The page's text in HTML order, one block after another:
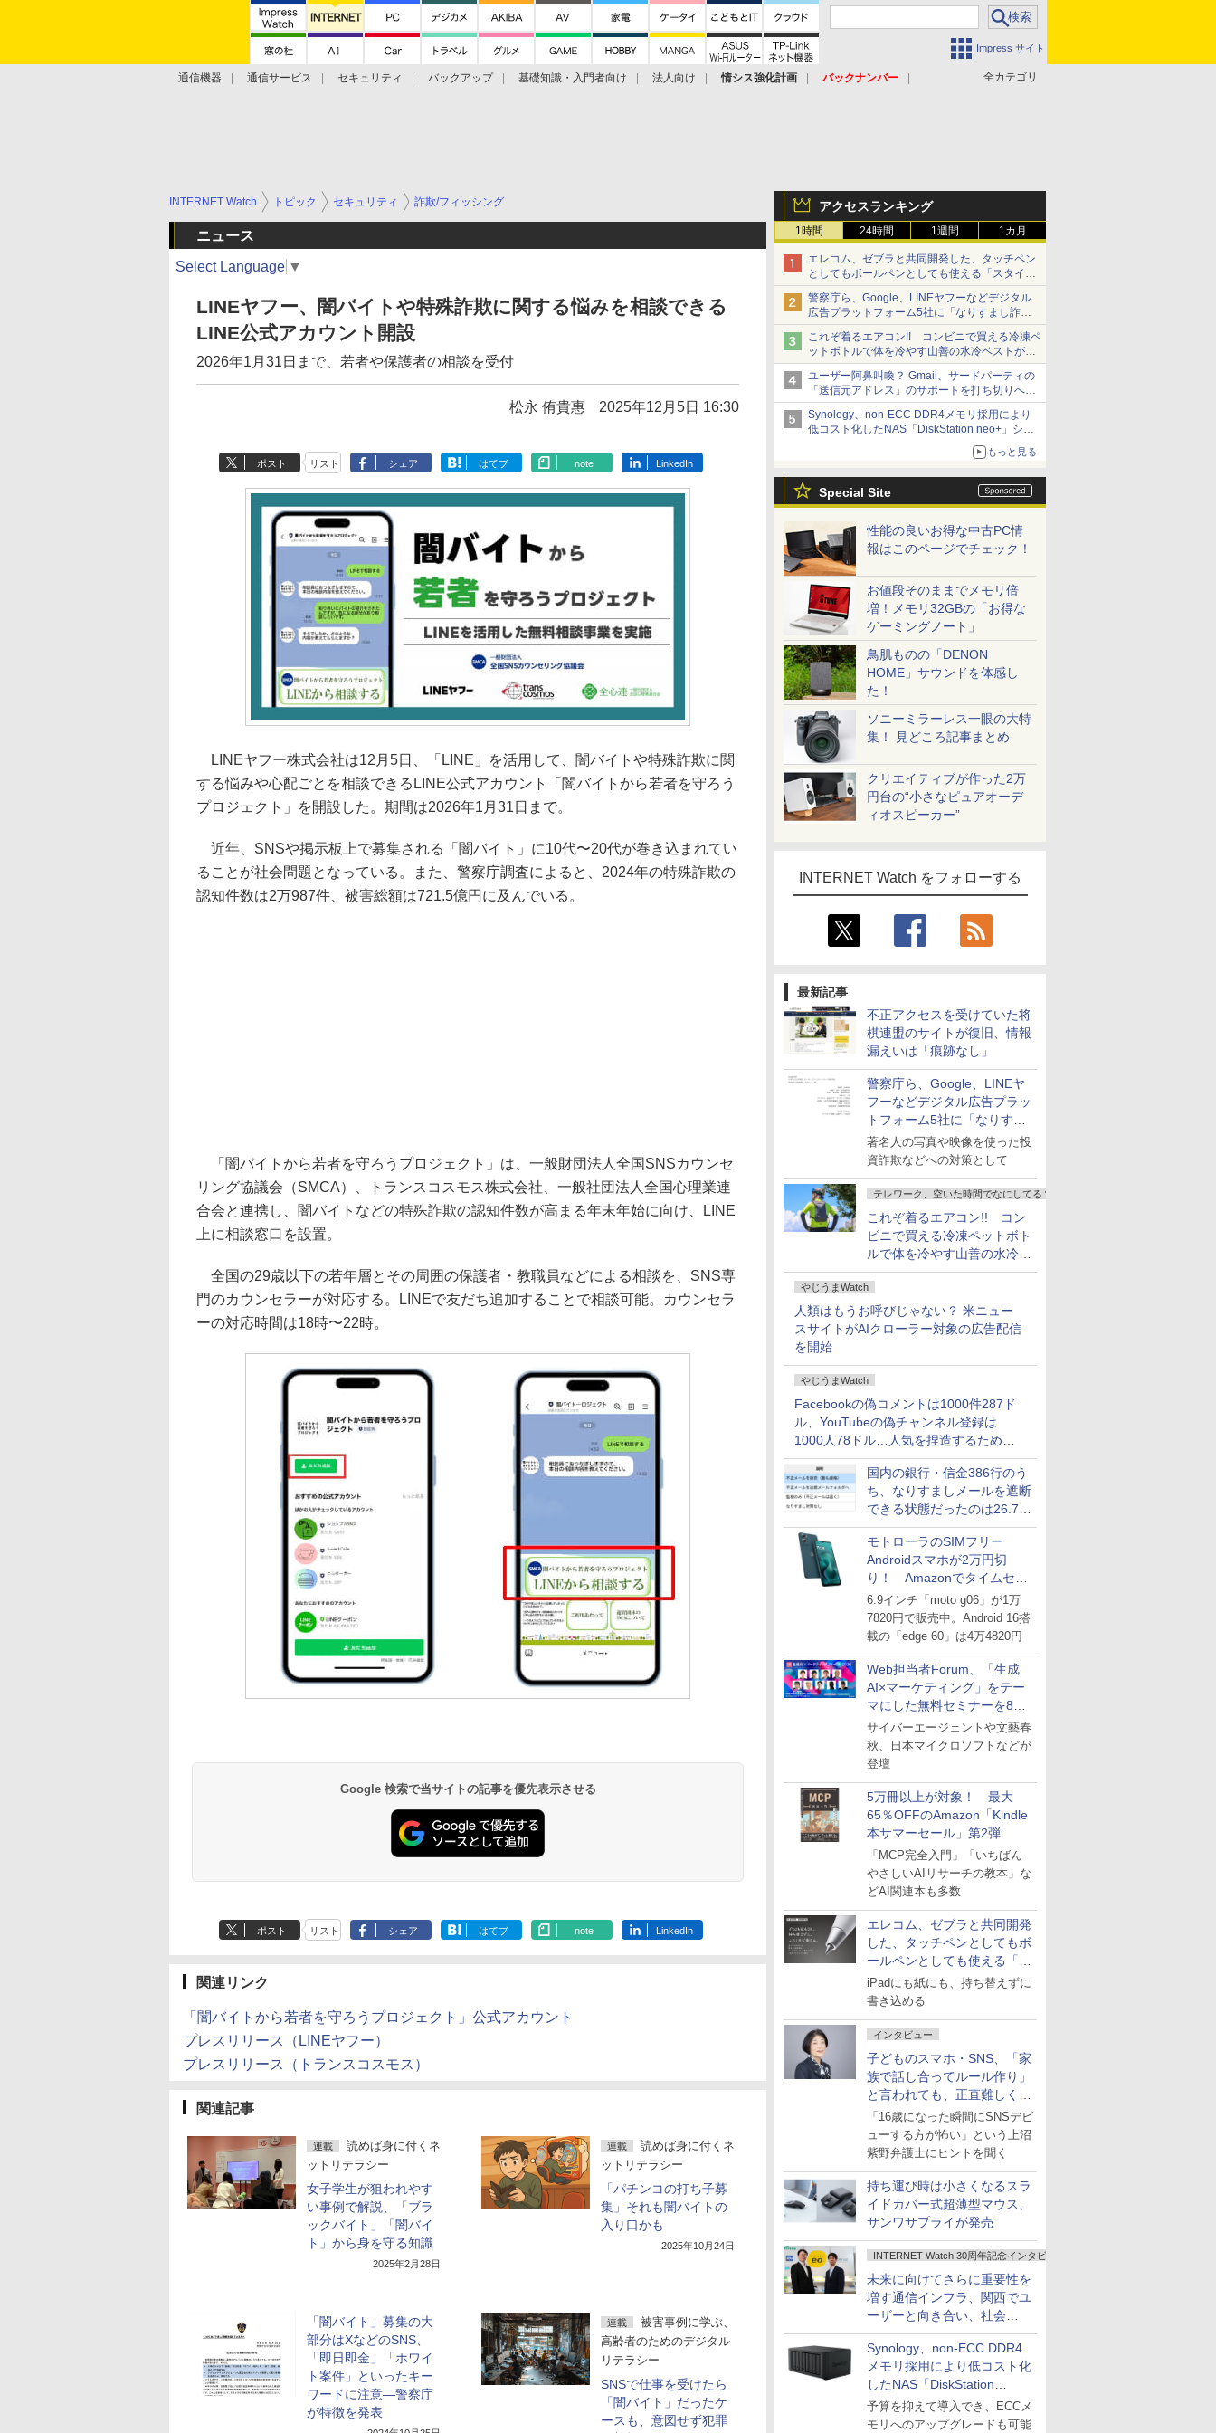
Impress サイト
全カテゴリ
通信機器 通信サービス セキュリティ バックアップ 基礎知識・入門者向け 法人向け 情シス強化計画
バックナンバー
アクセスランキング
1時間 24時間 1週間 1カ月
エレコム、ゼブラと共同開発した、タッチペン
としてもボールペンとしても使える「スタイラ
スツーウェイ」発売 iPadにも紙にも、持ち替
えずに書き込める
警察庁ら、Google、LINEヤフーなどデジタル
広告プラットフォーム5社に「なりすまし詐欺
広告」対策強化を要請 著名人の写真や映像を
使った投資詐欺などへの対策として
これぞ着るエアコン!! コンビニで買える冷凍ペ
ットボトルで体を冷やす山善の水冷ベストがロ
ードバイクにちょうどいい【ぼっち・ざ・ろー
ど！その14】【空いた時間でなにしてる？】
ユーザー阿鼻叫喚？ Gmail、サードパーティの
「送信元アドレス」のサポートを打ち切りへ
【やじうまWatch】
Synology、non-ECC DDR4メモリ採用により
低コスト化したNAS「DiskStation neo+」シリ
ーズ 予算を抑えて導入でき、ECCメモリへの
もっと見る
Special Site
性能の良いお得な中古PC情
報はこのページでチェック！
お値段そのままでメモリ倍
増！メモリ32GBの「お得な
ゲーミングノート」
鳥肌ものの「DENON
HOME」サウンドを体感し
た！
ソニーミラーレス一眼の大特
集！ 見どころ記事まとめ
クリエイティブが作った2万
円台の“小さなピュアオーデ
ィオスピーカー”
INTERNET Watch をフォローする
最新記事
不正アクセスを受けていた将
棋連盟のサイトが復旧、情報
漏えいは「痕跡なし」
警察庁ら、Google、LINEヤ
フーなどデジタル広告プラッ
トフォーム5社に「なりすま
し詐欺広告」対策強化を要請
著名人の写真や映像を使った投
資詐欺などへの対策として
テレワーク、空いた時間でなにしてる？
これぞ着るエアコン!! コン
ビニで買える冷凍ペットボト
ルで体を冷やす山善の水冷ベ
ストがロードバイクにちょう
どいい【ぼっち・ざ・ろー
ど！その14】
やじうまWatch
人類はもうお呼びじゃない？ 米ニュー
スサイトがAIクローラー対象の広告配信
を開始
やじうまWatch
Facebookの偽コメントは1000件287ド
ル、YouTubeの偽チャンネル登録は
1000人78ドル…人気を捏造するための
価格リストが公開中
国内の銀行・信金386行のう
ち、なりすましメールを遮断
できる状態だったのは26.7％
にとどまる～GMOブランド
セキュリティ調査
モトローラのSIMフリー
Androidスマホが2万円切
り！ Amazonでタイムセー
ル
6.9インチ「moto g06」が1万
7820円で販売中。Android 16搭
載の「edge 60」は4万4820円
Web担当者Forum、「生成
AI×マーケティング」をテー
マにした無料セミナーを8月
27日にオンライン開催
サイバーエージェントや文藝春
秋、日本マイクロソフトなどが
登壇
5万冊以上が対象！ 最大
65％OFFのAmazon「Kindle
本サマーセール」第2弾
「MCP完全入門」「いちばん
やさしいAIリサーチの教本」な
どAI関連本も多数
エレコム、ゼブラと共同開発
した、タッチペンとしてもボ
ールペンとしても使える「ス
タイラスツーウェイ」発売
iPadにも紙にも、持ち替えずに
書き込める
インタビュー
子どものスマホ・SNS、「家
族で話し合ってルール作り」
と言われても、正直難しくな
いですか？
「16歳になった瞬間にSNSデビ
ューする方が怖い」という上沼
紫野弁護士にヒントを聞く
持ち運び時は小さくなるスラ
イドカバー式超薄型マウス、
サンワサプライが発売
INTERNET Watch 30周年記念インタビュー
未来に向けてさらに重要性を
増す通信インフラ、関西でユ
ーザーと向き合い、社会
の“あたらしい”を起動し続け
る～オプテージ
Synology、non-ECC DDR4
メモリ採用により低コスト化
したNAS「DiskStation
neo+」シリーズ
予算を抑えて導入でき、ECCメ
モリへのアップグレードも可能
INTERNET Watch トピック セキュリティ 詐欺/フィッシング
ニュース
Select Language ▼
LINEヤフー、闇バイトや特殊詐欺に関する悩みを相談できる
LINE公式アカウント開設
2026年1月31日まで、若者や保護者の相談を受付
松永 侑貴惠 2025年12月5日 16:30
ポスト リスト シェア はてブ note LinkedIn
LINEヤフー株式会社は12月5日、「LINE」を活用して、闇バイトや特殊詐欺に関
する悩みや心配ごとを相談できるLINE公式アカウント「闇バイトから若者を守ろう
プロジェクト」を開設した。期間は2026年1月31日まで。
近年、SNSや掲示板上で募集される「闇バイト」に10代〜20代が巻き込まれてい
ることが社会問題となっている。また、警察庁調査によると、2024年の特殊詐欺の
認知件数は2万987件、被害総額は721.5億円に及んでいる。
「闇バイトから若者を守ろうプロジェクト」は、一般財団法人全国SNSカウンセ
リング協議会（SMCA）、トランスコスモス株式会社、一般社団法人全国心理業連
合会と連携し、闇バイトなどの特殊詐欺の認知件数が高まる年末年始に向け、LINE
上に相談窓口を設置。
全国の29歳以下の若年層とその周囲の保護者・教職員などによる相談を、SNS専
門のカウンセラーが対応する。LINEで友だち追加することで相談可能。カウンセラ
ーの対応時間は18時〜22時。
Google 検索で当サイトの記事を優先表示させる
ポスト リスト シェア はてブ note LinkedIn
関連リンク
「闇バイトから若者を守ろうプロジェクト」公式アカウント
プレスリリース（LINEヤフー）
プレスリリース（トランスコスモス）
関連記事
連載
読めば身に付くネ
ットリテラシー
女子学生が狙われやす
い事例で解説、「ブラ
ックバイト」「闇バイ
ト」から身を守る知識
2025年2月28日
連載
読めば身に付くネ
ットリテラシー
「パチンコの打ち子募
集」それも闇バイトの
入り口かも
2025年10月24日
「闇バイト」募集の大
部分はXなどのSNS、
「即日即金」「ホワイ
ト案件」といったキー
ワードに注意―警察庁
が特徴を発表
連載
被害事例に学ぶ、
高齢者のためのデジタル
リテラシー
SNSで仕事を受けたら
「闇バイト」だったケ
ースも、意図せず犯罪